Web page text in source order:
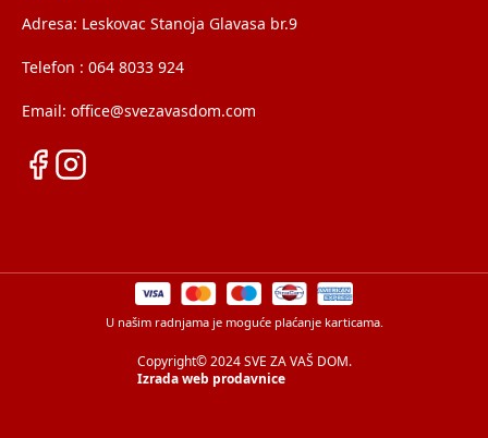
Adresa: Leskovac Stanoja Glavasa br.9
Telefon : 064 8033 924
Email: office@svezavasdom.com
U našim radnjama je moguće plaćanje karticama.
Copyright© 2024 SVE ZA VAŠ DOM.
Izrada web prodavnice